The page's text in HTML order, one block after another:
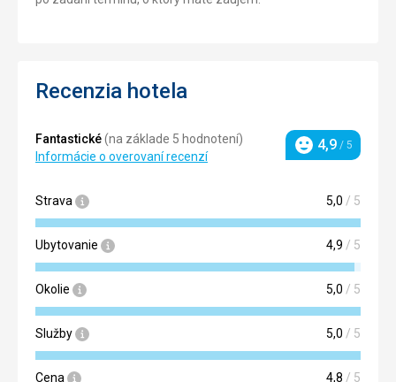
Recenzia hotela
Fantastické(na základe 5 hodnotení)
Informácie o overovaní recenzí
Hodnotenie
4,9 / 5
Strava 5,0 / 5
Ubytovanie 4,9 / 5
Okolie 5,0 / 5
Služby 5,0 / 5
Cena 4,8 / 5